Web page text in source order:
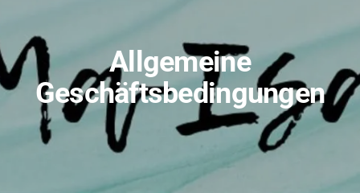
Allgemeine
Geschäftsbedingungen